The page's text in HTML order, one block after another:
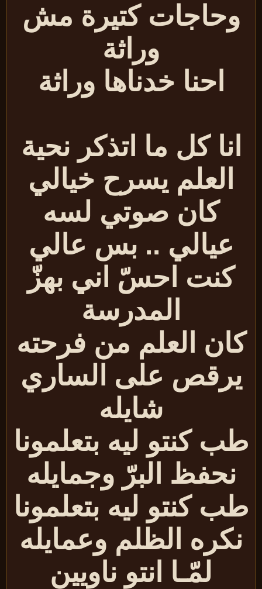
وحاجات كتيرة مش
وراثة
احنا خدناها وراثة
انا كل ما اتذكر نحية
العلم يسرح خيالي
كان صوتي لسه
عيالي .. بس عالي
كنت احسّ اني بهزّ
المدرسة
العلم من فرحته
يرقص على الساري
شايله
كنتو ليه بتعلمونا
نحفظ البرّ وجمايله
كنتو ليه بتعلمونا
نكره الظلم وعمايله
لمّـا انتو ناويين